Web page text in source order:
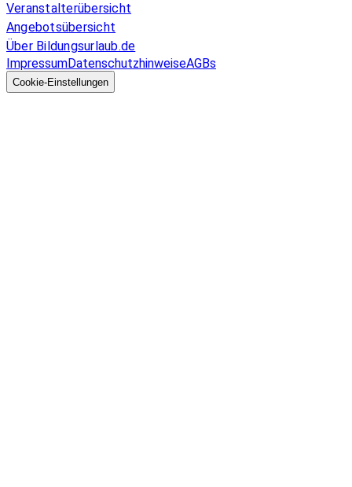
Veranstalterübersicht
Angebotsübersicht
Über Bildungsurlaub.de
ImpressumDatenschutzhinweiseAGBs
Cookie-Einstellungen